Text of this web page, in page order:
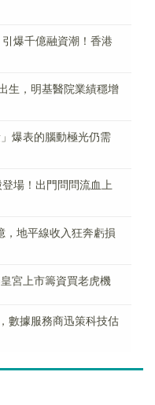
爆千億融資潮！香港
生，明基醫院業績穩增
爆表的腦動極光仍需
登場！出門問問流血上
，地平線收入狂奔虧損
宮上市籌資買老虎機
數據服務商迅策科技估